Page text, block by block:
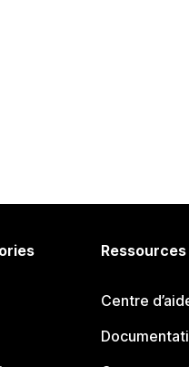
Ressources
Centre